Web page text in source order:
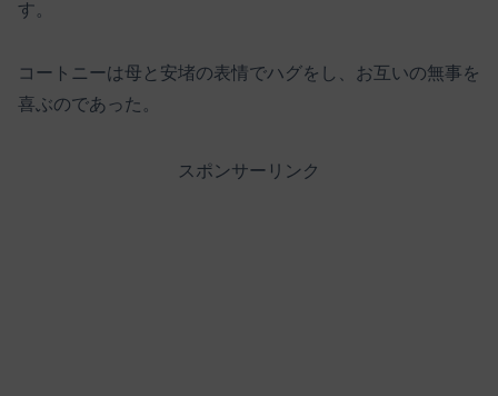
す。
コートニーは母と安堵の表情でハグをし、お互いの無事を
喜ぶのであった。
スポンサーリンク